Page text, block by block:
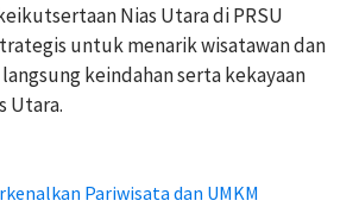
Nias Utara di PRSU
untuk menarik wisatawan dan
keindahan serta kekayaan
Utara.
Pariwisata dan UMKM